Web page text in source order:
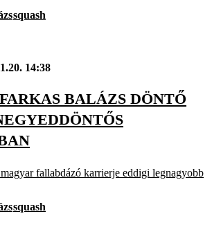
squash
14:38
BALÁZS DÖNTŐ
fallabdázó karrierje eddigi legnagyobb
squash